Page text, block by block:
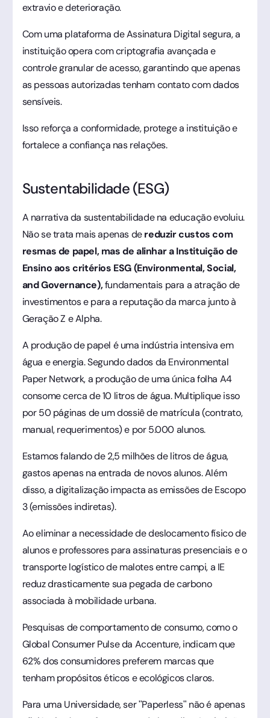
extravio e deterioração.
Com uma plataforma de Assinatura Digital segura, a
instituição opera com criptografia avançada e
controle granular de acesso, garantindo que apenas
as pessoas autorizadas tenham contato com dados
sensíveis.
Isso reforça a conformidade, protege a instituição e
fortalece a confiança nas relações.
Sustentabilidade (ESG)
A narrativa da sustentabilidade na educação evoluiu.
Não se trata mais apenas dereduzir custos com
resmas de papel, mas de alinhar a Instituição de
Ensino aos critérios ESG (Environmental, Social,
and Governance),fundamentais para a atração de
investimentos e para a reputação da marca junto à
Geração Z e Alpha.
A produção de papel é uma indústria intensiva em
água e energia. Segundo dados da Environmental
Paper Network, a produção de uma única folha A4
consome cerca de 10 litros de água. Multiplique isso
por 50 páginas de um dossiê de matrícula (contrato,
manual, requerimentos) e por 5.000 alunos.
Estamos falando de 2,5 milhões de litros de água,
gastos apenas na entrada de novos alunos. Além
disso, a digitalização impacta as emissões de Escopo
3 (emissões indiretas).
Ao eliminar a necessidade de deslocamento físico de
alunos e professores para assinaturas presenciais e o
transporte logístico de malotes entre campi, a IE
reduz drasticamente sua pegada de carbono
associada à mobilidade urbana.
Pesquisas de comportamento de consumo, como o
Global Consumer Pulse da Accenture, indicam que
62% dos consumidores preferem marcas que
tenham propósitos éticos e ecológicos claros.
Para uma Universidade, ser "Paperless" não é apenas